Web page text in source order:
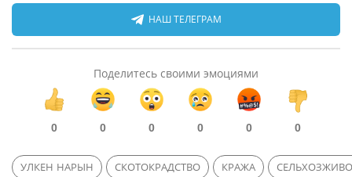
НАШ ТЕЛЕГРАМ
Поделитесь своими эмоциями
0 0 0 0 0 0
УЛКЕН НАРЫН СКОТОКРАДСТВО КРАЖА